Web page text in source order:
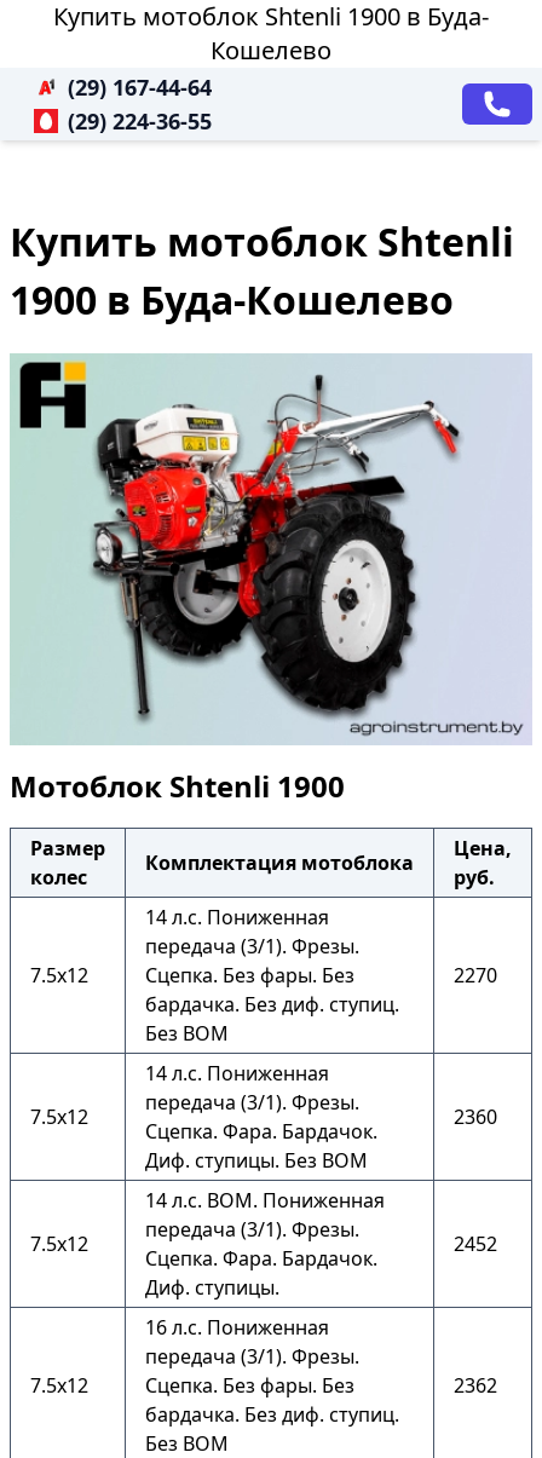
Купить мотоблок Shtenli 1900 в Буда-
Кошелево
(29) 167-44-64
(29) 224-36-55
Купить мотоблок Shtenli
1900 в Буда-Кошелево
Мотоблок Shtenli 1900
Размер
колес
Комплектация мотоблока
Цена,
руб.
7.5х12
14 л.с. Пониженная
передача (3/1). Фрезы.
Сцепка. Без фары. Без
бардачка. Без диф. ступиц.
Без ВОМ
2270
7.5х12
14 л.с. Пониженная
передача (3/1). Фрезы.
Сцепка. Фара. Бардачок.
Диф. ступицы. Без ВОМ
2360
7.5х12
14 л.с. ВОМ. Пониженная
передача (3/1). Фрезы.
Сцепка. Фара. Бардачок.
Диф. ступицы.
2452
7.5х12
16 л.с. Пониженная
передача (3/1). Фрезы.
Сцепка. Без фары. Без
бардачка. Без диф. ступиц.
Без ВОМ
2362